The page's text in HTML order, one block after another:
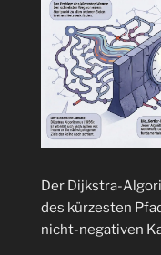
Der Dijkstra-
des kürzesten
nicht-negativen